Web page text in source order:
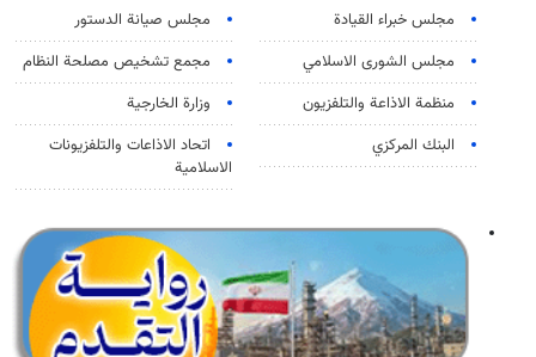
مجلس خبراء القيادة
مجلس صيانة الدستور
مجلس الشورى الاسلامي
مجمع تشخيص مصلحة النظام
منظمة الاذاعة والتلفزیون
وزارة الخارجية
البنك المركزي
اتحاد الاذاعات والتلفزيونات
الاسلامية